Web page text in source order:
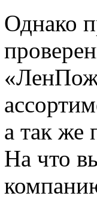
Однако
а так же
На что